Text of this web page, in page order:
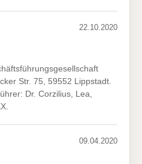
22.10.2020
Str. 75, 59552 Lippstadt.
Dr. Corzilius, Lea,
09.04.2020